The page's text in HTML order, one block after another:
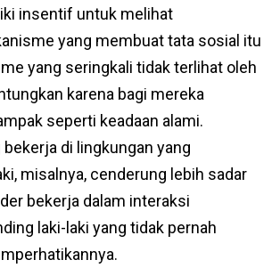
insentif untuk melihat
yang membuat tata sosial itu
yang seringkali tidak terlihat oleh
karena bagi mereka
seperti keadaan alami.
di lingkungan yang
misalnya, cenderung lebih sadar
bekerja dalam interaksi
laki-laki yang tidak pernah